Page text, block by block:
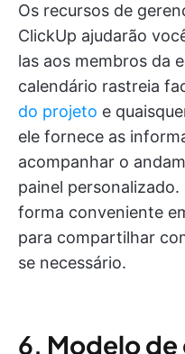
Os recursos de
ClickUp ajudarão
las aos membros da
calendário rastreia
do projeto e
ele fornece as
acompanhar o
painel
forma conveniente
para compartilhar
se necessário.
6. Modelo